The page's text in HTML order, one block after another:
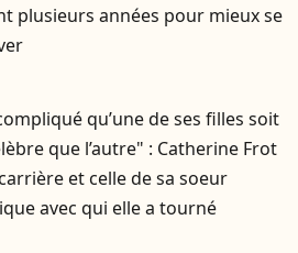
plusieurs années pour mieux se
qu’une de ses filles soit
que l’autre" : Catherine Frot
et celle de sa soeur
avec qui elle a tourné